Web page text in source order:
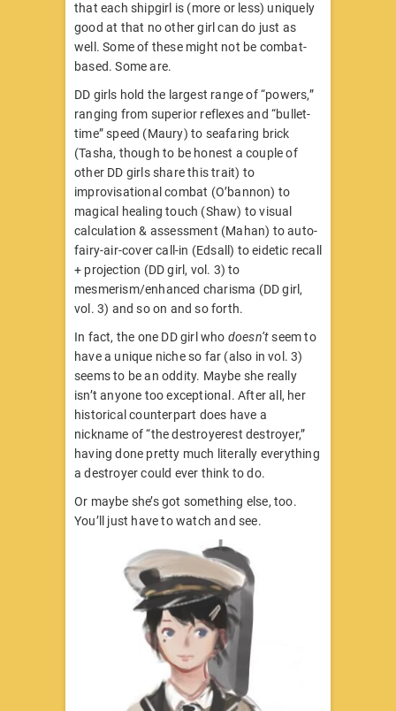
that each shipgirl is (more or less) uniquely
good at that no other girl can do just as
well. Some of these might not be combat-
based. Some are.
DD girls hold the largest range of “powers,”
ranging from superior reflexes and “bullet-
time” speed (Maury) to seafaring brick
(Tasha, though to be honest a couple of
other DD girls share this trait) to
improvisational combat (O’bannon) to
magical healing touch (Shaw) to visual
calculation & assessment (Mahan) to auto-
fairy-air-cover call-in (Edsall) to eidetic recall
+ projection (DD girl, vol. 3) to
mesmerism/enhanced charisma (DD girl,
vol. 3) and so on and so forth.
In fact, the one DD girl who doesn’tseem to
have a unique niche so far (also in vol. 3)
seems to be an oddity. Maybe she really
isn’t anyone too exceptional. After all, her
historical counterpart does have a
nickname of “the destroyerest destroyer,”
having done pretty much literally everything
a destroyer could ever think to do.
Or maybe she’s got something else, too.
You’ll just have to watch and see.